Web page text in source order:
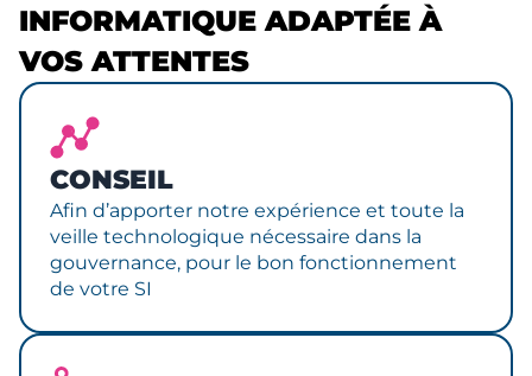
INFORMATIQUE ADAPTÉE À
VOS ATTENTES
CONSEIL
Afin d’apporter notre expérience et toute la
veille technologique nécessaire dans la
gouvernance, pour le bon fonctionnement
de votre SI